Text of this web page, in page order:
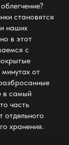
становятся
наших
в этот
с
минутах от
в самый
часть
отдельного
хранения.